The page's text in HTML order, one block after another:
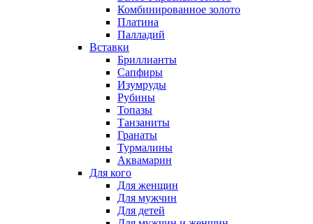
Комбинированное золото
Платина
Палладий
Вставки
Бриллианты
Сапфиры
Изумруды
Рубины
Топазы
Танзаниты
Гранаты
Турмалины
Аквамарин
Для кого
Для женщин
Для мужчин
Для детей